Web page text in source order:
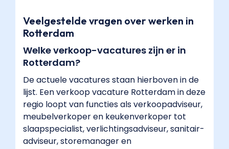
Veelgestelde vragen over werken in
Rotterdam
Welke verkoop-vacatures zijn er in
Rotterdam?
De actuele vacatures staan hierboven in de
lijst. Een verkoop vacature Rotterdam in deze
regio loopt van functies als verkoopadviseur,
meubelverkoper en keukenverkoper tot
slaapspecialist, verlichtingsadviseur, sanitair-
adviseur, storemanager en